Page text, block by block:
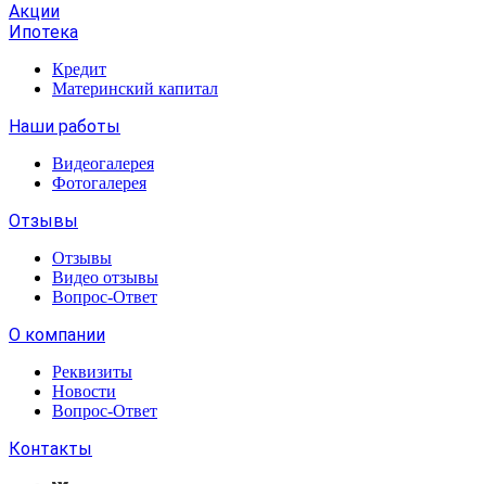
Акции
Ипотека
Кредит
Материнский капитал
Наши работы
Видеогалерея
Фотогалерея
Отзывы
Отзывы
Видео отзывы
Вопрос-Ответ
О компании
Реквизиты
Новости
Вопрос-Ответ
Контакты